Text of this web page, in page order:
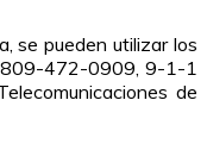
se pueden utilizar los
809-472-0909, 9-1-1
de